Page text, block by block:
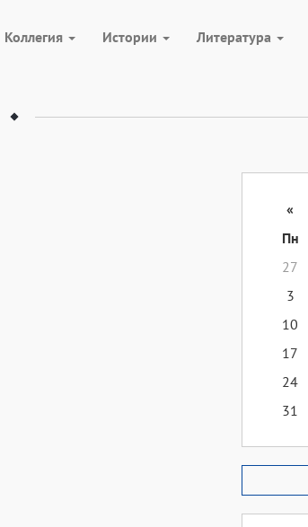
Коллегия Истории Литература
«
Пн
27
3
10
17
24
31